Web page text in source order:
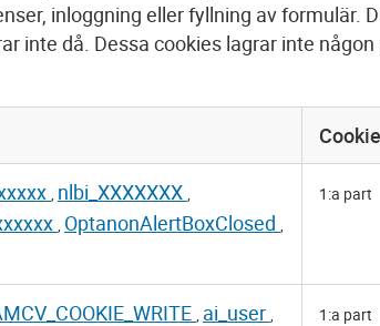
inloggning eller fyllning av formulär.
inte då. Dessa cookies lagrar inte
, nlbi_XXXXXXX ,
, OptanonAlertBoxClosed ,
1:a part
, ai_user , 1:a part